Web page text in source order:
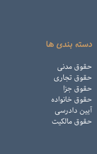
دسته بندی ها
حقوق مدنی
حقوق تجاری
حقوق جزا
حقوق خانواده
آیین دادرسی
حقوق مالکیت